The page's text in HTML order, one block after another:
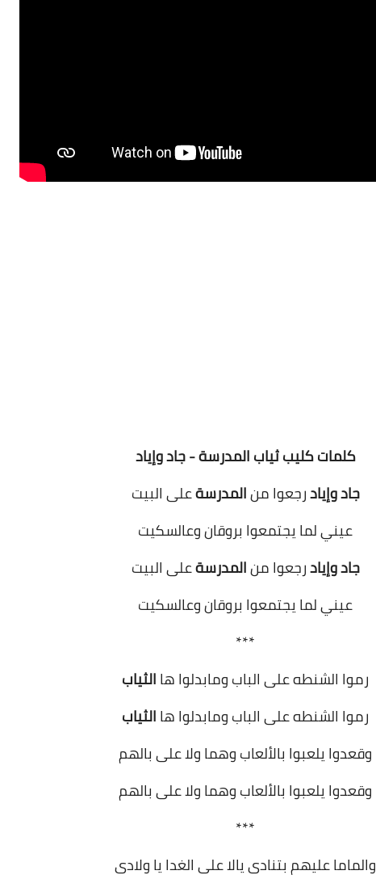
كلمات كليب ثياب المدرسة - جاد وإياد
جاد وإيادرجعوا منالمدرسةعلى البيت
عيني لما يجتمعوا بروقان وعالسكيت
جاد وإيادرجعوا منالمدرسةعلى البيت
عيني لما يجتمعوا بروقان وعالسكيت
***
رموا الشنطه على الباب ومابدلوا هاالثياب
رموا الشنطه على الباب ومابدلوا هاالثياب
وقعدوا يلعبوا بالألعاب وهما ولا على بالهم
وقعدوا يلعبوا بالألعاب وهما ولا على بالهم
***
والماما عليهم بتنادى يالا على الغدا يا ولادى